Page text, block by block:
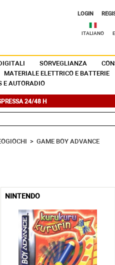
LOGIN
ITALIANO
SORVEGLIANZA
MATERIALE ELETTRICO E BATTERIE
E AUTORADIO
24/48 H
> GAME BOY ADVANCE
NINTENDO